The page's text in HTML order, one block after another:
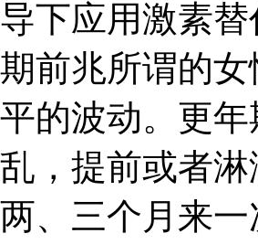
导下应用激素
期前兆所谓的
平的波动。更
乱，提前或者
两、三个月来